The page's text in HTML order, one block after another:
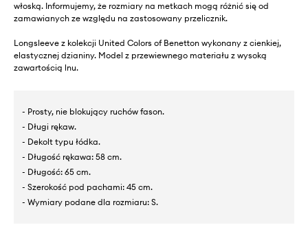
włoską. Informujemy, że rozmiary na metkach mogą różnić się od
zamawianych ze względu na zastosowany przelicznik.
Longsleeve z kolekcji United Colors of Benetton wykonany z cienkiej,
elastycznej dzianiny. Model z przewiewnego materiału z wysoką
zawartością lnu.
- Prosty, nie blokujący ruchów fason.
- Długi rękaw.
- Dekolt typu łódka.
- Długość rękawa: 58 cm.
- Długość: 65 cm.
- Szerokość pod pachami: 45 cm.
- Wymiary podane dla rozmiaru: S.